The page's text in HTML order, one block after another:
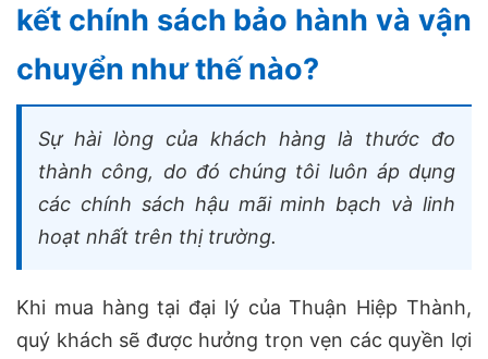
kết chính sách bảo hành và vận
chuyển như thế nào?
Sự hài lòng của khách hàng là thước đo
thành công, do đó chúng tôi luôn áp dụng
các chính sách hậu mãi minh bạch và linh
hoạt nhất trên thị trường.
Khi mua hàng tại đại lý của Thuận Hiệp Thành,
quý khách sẽ được hưởng trọn vẹn các quyền lợi